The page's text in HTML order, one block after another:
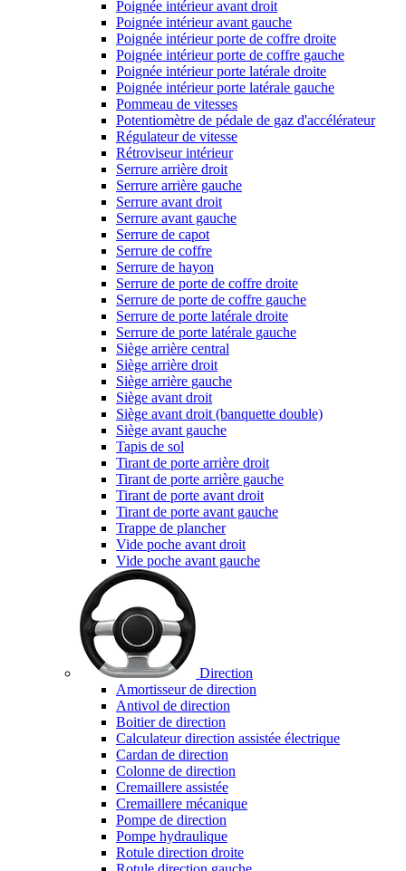
Poignée intérieur avant droit
Poignée intérieur avant gauche
Poignée intérieur porte de coffre droite
Poignée intérieur porte de coffre gauche
Poignée intérieur porte latérale droite
Poignée intérieur porte latérale gauche
Pommeau de vitesses
Potentiomètre de pédale de gaz d'accélérateur
Régulateur de vitesse
Rétroviseur intérieur
Serrure arrière droit
Serrure arrière gauche
Serrure avant droit
Serrure avant gauche
Serrure de capot
Serrure de coffre
Serrure de hayon
Serrure de porte de coffre droite
Serrure de porte de coffre gauche
Serrure de porte latérale droite
Serrure de porte latérale gauche
Siège arrière central
Siège arrière droit
Siège arrière gauche
Siège avant droit
Siège avant droit (banquette double)
Siège avant gauche
Tapis de sol
Tirant de porte arrière droit
Tirant de porte arrière gauche
Tirant de porte avant droit
Tirant de porte avant gauche
Trappe de plancher
Vide poche avant droit
Vide poche avant gauche
Direction
Amortisseur de direction
Antivol de direction
Boitier de direction
Calculateur direction assistée électrique
Cardan de direction
Colonne de direction
Cremaillere assistée
Cremaillere mécanique
Pompe de direction
Pompe hydraulique
Rotule direction droite